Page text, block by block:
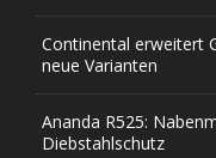
Continental erweitert
neue Varianten
Ananda R525:
Diebstahlschutz